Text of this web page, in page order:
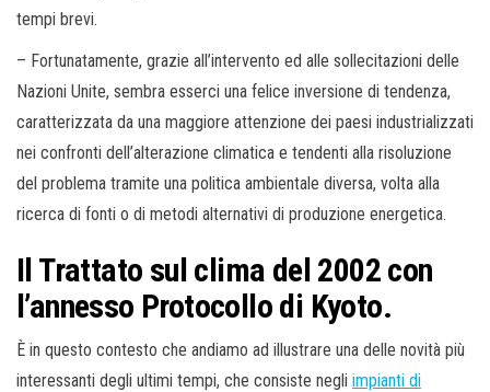
tempi brevi.
– Fortunatamente, grazie all’intervento ed alle sollecitazioni delle
Nazioni Unite, sembra esserci una felice inversione di tendenza,
caratterizzata da una maggiore attenzione dei paesi industrializzati
nei confronti dell’alterazione climatica e tendenti alla risoluzione
del problema tramite una politica ambientale diversa, volta alla
ricerca di fonti o di metodi alternativi di produzione energetica.
Il Trattato sul clima del 2002 con
l’annesso Protocollo di Kyoto.
È in questo contesto che andiamo ad illustrare una delle novità più
interessanti degli ultimi tempi, che consiste negli impianti di